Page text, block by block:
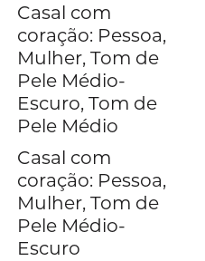
Casal com
coração: Pessoa,
Mulher, Tom de
Pele Médio-
Escuro, Tom de
Pele Médio
Casal com
coração: Pessoa,
Mulher, Tom de
Pele Médio-
Escuro